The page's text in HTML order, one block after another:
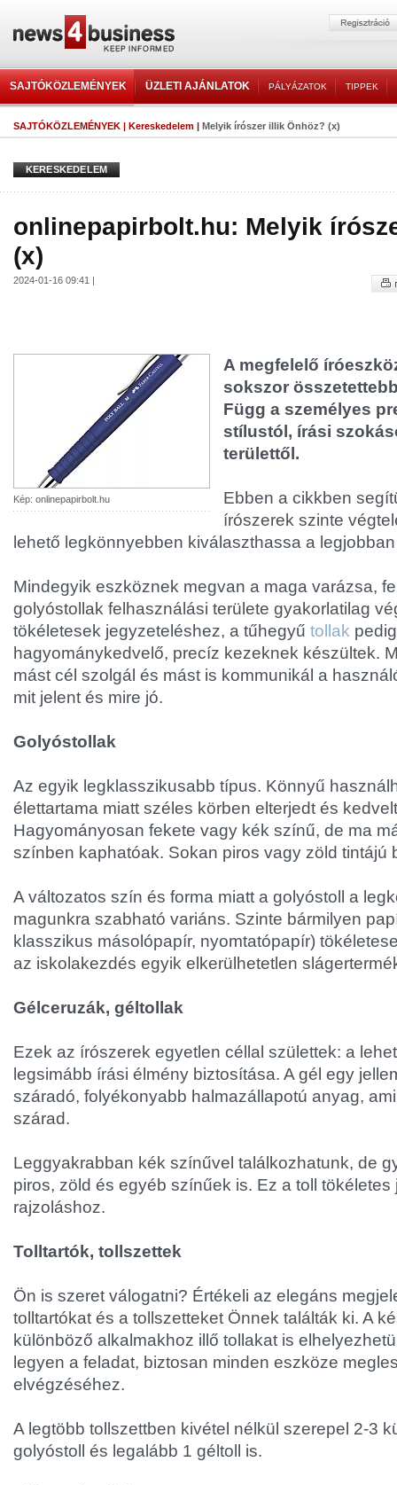
SAJTÓKÖZLEMÉNYEK ÜZLETI AJÁNLATOK PÁLYÁZATOK TIPPEK
SAJTÓKÖZLEMÉNYEK | Kereskedelem | Melyik írószer illik Önhöz? (x)
KERESKEDELEM
onlinepapirbolt.hu: Melyik
(x)
2024-01-16 09:41 |
Kép: onlinepapirbolt.hu
A megfelelő
sokszor
Függ a személyes
stílustól, írási
területtől.
Ebben a cikkben
írószerek szinte
lehető legkönnyebben kiválaszthassa a
Mindegyik eszköznek megvan a maga varázsa,
golyóstollak felhasználási területe gyakorlatilag
tökéletesek jegyzeteléshez, a tűhegyű tollak
hagyománykedvelő, precíz kezeknek készültek.
mást cél szolgál és mást is kommunikál a
mit jelent és mire jó.
Golyóstollak
Az egyik legklasszikusabb típus. Könnyű
élettartama miatt széles körben elterjedt és
Hagyományosan fekete vagy kék színű, de ma
színben kaphatóak. Sokan piros vagy zöld tintájú
A változatos szín és forma miatt a golyóstoll a
magunkra szabható variáns. Szinte bármilyen
klasszikus másolópapír, nyomtatópapír)
az iskolakezdés egyik elkerülhetetlen
Gélceruzák, géltollak
Ezek az írószerek egyetlen céllal születtek: a
legsimább írási élmény biztosítása. A gél egy
száradó, folyékonyabb halmazállapotú anyag,
szárad.
Leggyakrabban kék színűvel találkozhatunk, de
piros, zöld és egyéb színűek is. Ez a toll
rajzoláshoz.
Tolltartók, tollszettek
Ön is szeret válogatni? Értékeli az elegáns
tolltartókat és a tollszetteket Önnek találták ki. A
különböző alkalmakhoz illő tollakat is
legyen a feladat, biztosan minden eszköze
elvégzéséhez.
A legtöbb tollszettben kivétel nélkül szerepel 2-3
golyóstoll és legalább 1 géltoll is.